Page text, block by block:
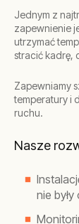
Jednym z
zapewnienie
utrzymać
stracić kadrę,
Zapewniamy
temperatury i
ruchu.
Nasze
nie